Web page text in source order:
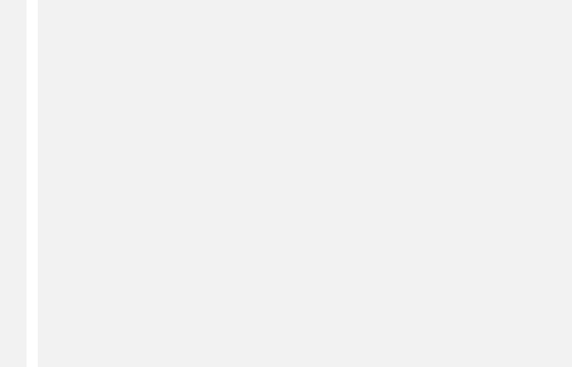
cristal, y lavarnos sin miedo. Lo que no podréis conseguir es
es nuestra copa de vino redonda blanca ¡Nuestra misión
desapercibidas para nadie.
como para la hostelería, generando beneficios tanto a
queda clara.